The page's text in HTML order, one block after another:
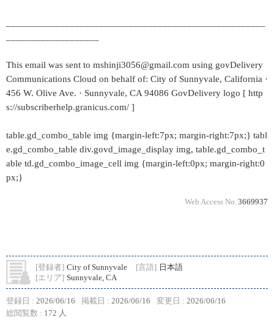
This email was sent to mshinji3056@gmail.com using govDelivery
Communications Cloud on behalf of: City of Sunnyvale, California ·
456 W. Olive Ave. · Sunnyvale, CA 94086 GovDelivery logo [ http
s://subscriberhelp.granicus.com/ ]
table.gd_combo_table img {margin-left:7px; margin-right:7px;} tabl
e.gd_combo_table div.govd_image_display img, table.gd_combo_t
able td.gd_combo_image_cell img {margin-left:0px; margin-right:0
px;}
Web Access No. 3669937
[登録者] City of Sunnyvale [言語] 日本語
[エリア] Sunnyvale, CA
登録日 : 2026/06/16 掲載日 : 2026/06/16 変更日 : 2026/06/16
総閲覧数 : 172 人